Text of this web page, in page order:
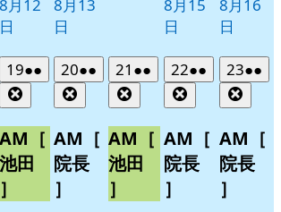
8月12
日
8月13
日
8月15
日
8月16
日
192026
年
8
月
19
日
●●
件
の
イ
ベ
ン
ト)
AM［
池田
］
202026
年
8
月
20
日
●●
件
の
イ
ベ
ン
ト)
AM［
院長
］
21 2026
年
8
月
21
日
●●
件
の
イ
ベ
ン
ト)
AM［
池田
］
222026
年
8
月
22
日
●●
件
の
イ
ベ
ン
ト)
AM［
院長
］
232026
年
8
月
23
日
●●
件
イ
ベ
AM［
院長
］